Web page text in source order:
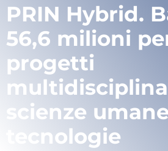
PRIN Hybrid.
56,6 milioni
progetti
scienze
tecnologie